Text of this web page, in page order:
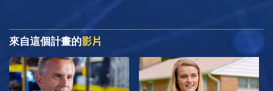
來自這個計畫的影片